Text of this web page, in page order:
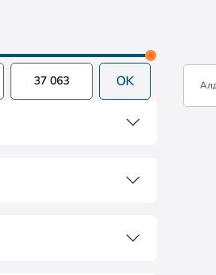
OK